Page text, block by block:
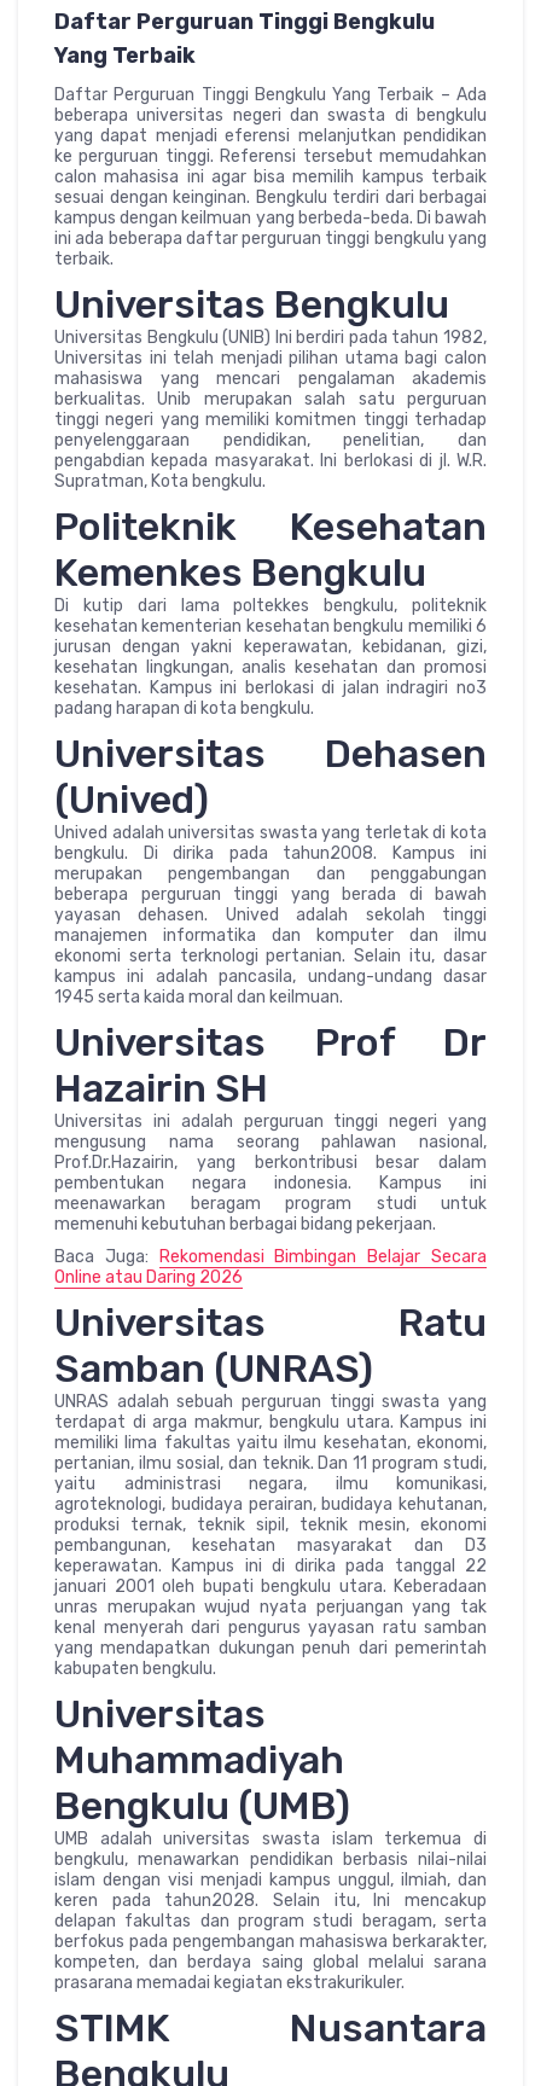
Daftar Perguruan Tinggi Bengkulu
Yang Terbaik
Daftar Perguruan Tinggi Bengkulu Yang Terbaik – Ada
beberapa universitas negeri dan swasta di bengkulu
yang dapat menjadi eferensi melanjutkan pendidikan
ke perguruan tinggi. Referensi tersebut memudahkan
calon mahasisa ini agar bisa memilih kampus terbaik
sesuai dengan keinginan. Bengkulu terdiri dari berbagai
kampus dengan keilmuan yang berbeda-beda. Di bawah
ini ada beberapa daftar perguruan tinggi bengkulu yang
terbaik.
Universitas Bengkulu
Universitas Bengkulu (UNIB) Ini berdiri pada tahun 1982,
Universitas ini telah menjadi pilihan utama bagi calon
mahasiswa yang mencari pengalaman akademis
berkualitas. Unib merupakan salah satu perguruan
tinggi negeri yang memiliki komitmen tinggi terhadap
penyelenggaraan pendidikan, penelitian, dan
pengabdian kepada masyarakat. Ini berlokasi di jl. W.R.
Supratman, Kota bengkulu.
Politeknik Kesehatan
Kemenkes Bengkulu
Di kutip dari lama poltekkes bengkulu, politeknik
kesehatan kementerian kesehatan bengkulu memiliki 6
jurusan dengan yakni keperawatan, kebidanan, gizi,
kesehatan lingkungan, analis kesehatan dan promosi
kesehatan. Kampus ini berlokasi di jalan indragiri no3
padang harapan di kota bengkulu.
Universitas Dehasen
(Unived)
Unived adalah universitas swasta yang terletak di kota
bengkulu. Di dirika pada tahun2008. Kampus ini
merupakan pengembangan dan penggabungan
beberapa perguruan tinggi yang berada di bawah
yayasan dehasen. Unived adalah sekolah tinggi
manajemen informatika dan komputer dan ilmu
ekonomi serta terknologi pertanian. Selain itu, dasar
kampus ini adalah pancasila, undang-undang dasar
1945 serta kaida moral dan keilmuan.
Universitas Prof Dr
Hazairin SH
Universitas ini adalah perguruan tinggi negeri yang
mengusung nama seorang pahlawan nasional,
Prof.Dr.Hazairin, yang berkontribusi besar dalam
pembentukan negara indonesia. Kampus ini
meenawarkan beragam program studi untuk
memenuhi kebutuhan berbagai bidang pekerjaan.
Baca Juga:
Rekomendasi Bimbingan Belajar Secara
Online atau Daring 2026
Universitas Ratu
Samban (UNRAS)
UNRAS adalah sebuah perguruan tinggi swasta yang
terdapat di arga makmur, bengkulu utara. Kampus ini
memiliki lima fakultas yaitu ilmu kesehatan, ekonomi,
pertanian, ilmu sosial, dan teknik. Dan 11 program studi,
yaitu administrasi negara, ilmu komunikasi,
agroteknologi, budidaya perairan, budidaya kehutanan,
produksi ternak, teknik sipil, teknik mesin, ekonomi
pembangunan, kesehatan masyarakat dan D3
keperawatan. Kampus ini di dirika pada tanggal 22
januari 2001 oleh bupati bengkulu utara. Keberadaan
unras merupakan wujud nyata perjuangan yang tak
kenal menyerah dari pengurus yayasan ratu samban
yang mendapatkan dukungan penuh dari pemerintah
kabupaten bengkulu.
Universitas
Muhammadiyah
Bengkulu (UMB)
UMB adalah universitas swasta islam terkemua di
bengkulu, menawarkan pendidikan berbasis nilai-nilai
islam dengan visi menjadi kampus unggul, ilmiah, dan
keren pada tahun2028. Selain itu, Ini mencakup
delapan fakultas dan program studi beragam, serta
berfokus pada pengembangan mahasiswa berkarakter,
kompeten, dan berdaya saing global melalui sarana
prasarana memadai kegiatan ekstrakurikuler.
STIMK Nusantara
Bengkulu